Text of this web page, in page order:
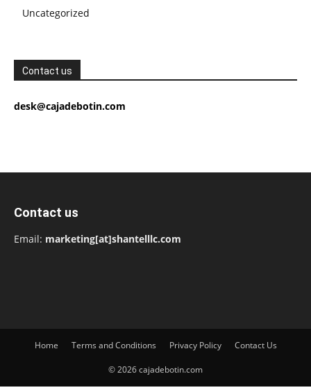
Uncategorized
Contact us
desk@cajadebotin.com
Contact us
Email: marketing[at]shantelllc.com
Home Terms and Conditions Privacy Policy Contact Us
© 2026 cajadebotin.com